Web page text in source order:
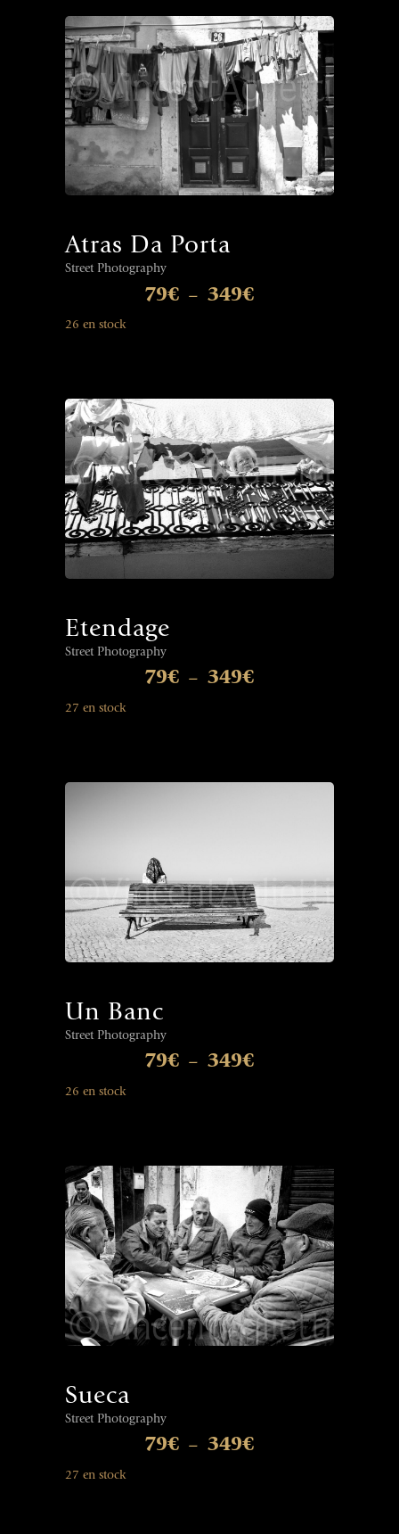
Atras Da Porta
Street Photography
79€ – 349€
26 en stock
Etendage
Street Photography
79€ – 349€
27 en stock
Un Banc
Street Photography
79€ – 349€
26 en stock
Sueca
Street Photography
79€ – 349€
27 en stock